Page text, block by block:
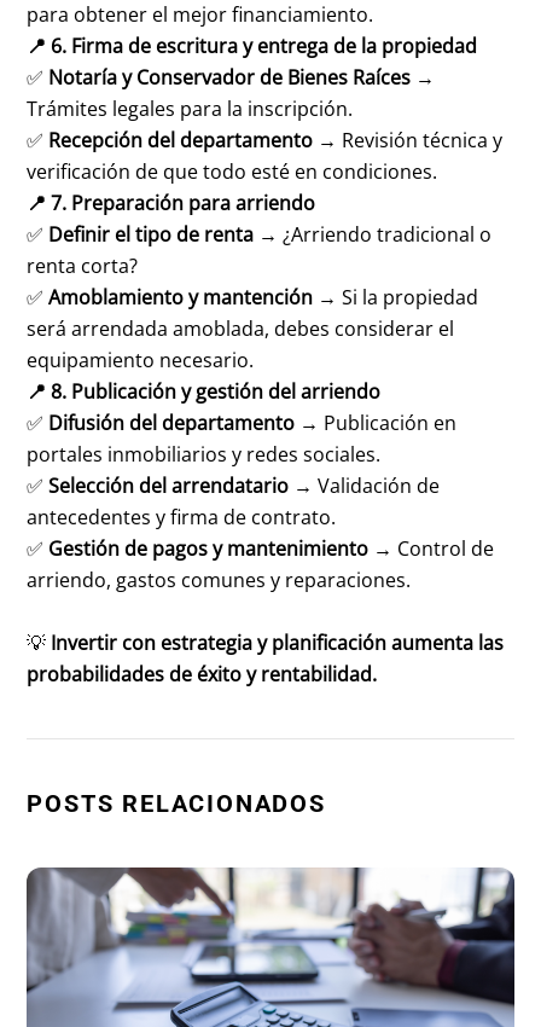
para obtener el mejor financiamiento.
📍 6. Firma de escritura y entrega de la propiedad
✅ Notaría y Conservador de Bienes Raíces →
Trámites legales para la inscripción.
✅ Recepción del departamento → Revisión técnica y
verificación de que todo esté en condiciones.
📍 7. Preparación para arriendo
✅ Definir el tipo de renta → ¿Arriendo tradicional o
renta corta?
✅Amoblamiento y mantención → Si la propiedad
será arrendada amoblada, debes considerar el
equipamiento necesario.
📍 8. Publicación y gestión del arriendo
✅ Difusión del departamento → Publicación en
portales inmobiliarios y redes sociales.
✅Selección del arrendatario → Validación de
antecedentes y firma de contrato.
✅ Gestión de pagos y mantenimiento → Control de
arriendo, gastos comunes y reparaciones.
💡 Invertir con estrategia y planificación aumenta las
probabilidades de éxito y rentabilidad.
POSTS RELACIONADOS